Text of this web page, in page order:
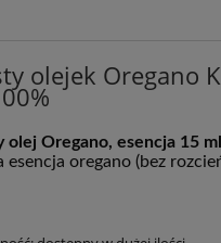
olejek Oregano
olej Oregano, esencja 15
esen­cja ore­ga­no (bez